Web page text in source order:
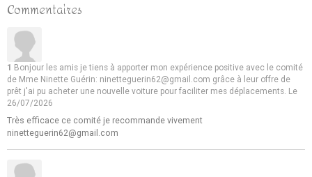
Commentaires
1 Bonjour les amis je tiens à apporter mon expérience positive avec le comité
de Mme Ninette Guérin: ninetteguerin62@gmail.com grâce à leur offre de
prêt j'ai pu acheter une nouvelle voiture pour faciliter mes déplacements. Le
26/07/2026
Très efficace ce comité je recommande vivement
ninetteguerin62@gmail.com